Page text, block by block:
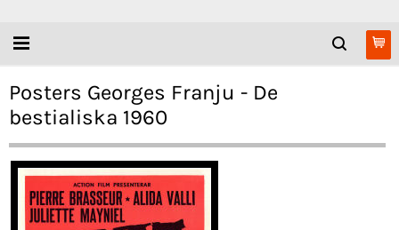
Posters Georges Franju - De
bestialiska 1960